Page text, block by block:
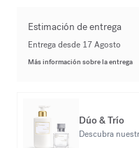
Estimación de entrega
Entrega desde 17 Agosto
Más información sobre la entrega
Dúo & Trío
Descubra